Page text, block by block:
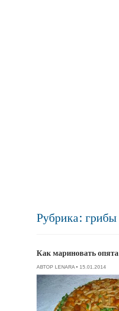
Рубрика: грибы
Как мариновать опята
АВТОР LENARA• 15.01.2014